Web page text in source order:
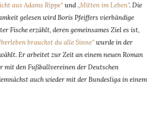
aus Adams Rippe“und„Mitten im Leben“. Die
gelesen wird Boris Pfeiffers vierbändige
Fische erzählt, deren gemeinsames Ziel es ist,
brauchst du alle Sinne“wurde in der
Er arbeitet zur Zeit an einem neuen Roman
mit den Fußballvereinen der Deutschen
auch wieder mit der Bundesliga in einem